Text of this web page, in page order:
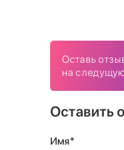
Оставь
на
Оставить
Имя*